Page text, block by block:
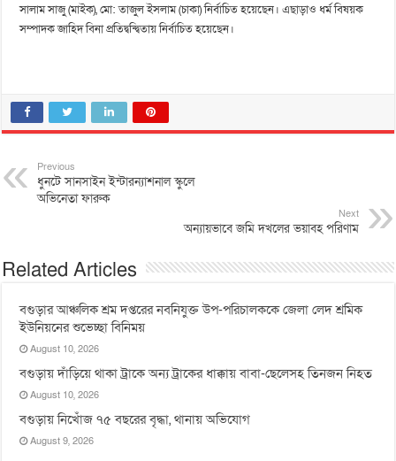
সালাম সাজু (মাইক), মো: তাজুল ইসলাম (চাকা) নির্বাচিত হয়েছেন। এছাড়াও ধর্ম বিষয়ক
সম্পাদক জাহিদ বিনা প্রতিদ্বন্দ্বিতায় নির্বাচিত হয়েছেন।
Previous
ধুনটে সানসাইন ইন্টারন্যাশনাল স্কুলে
অভিনেতা ফারুক
Next
অন্যায়ভাবে জমি দখলের ভয়াবহ পরিণাম
Related Articles
বগুড়ার আঞ্চলিক শ্রম দপ্তরের নবনিযুক্ত উপ-পরিচালককে জেলা লেদ শ্রমিক
ইউনিয়নের শুভেচ্ছা বিনিময়
August 10, 2026
বগুড়ায় দাঁড়িয়ে থাকা ট্রাকে অন্য ট্রাকের ধাক্কায় বাবা-ছেলেসহ তিনজন নিহত
August 10, 2026
বগুড়ায় নিখোঁজ ৭৫ বছরের বৃদ্ধা, থানায় অভিযোগ
August 9, 2026